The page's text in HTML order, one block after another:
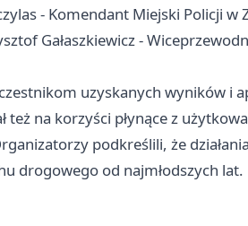
- Komendant Miejski Policji w
Gałaszkiewicz -
uzyskanych wyników i
też na korzyści płynące z
podkreślili, że
drogowego od najmłodszych lat.